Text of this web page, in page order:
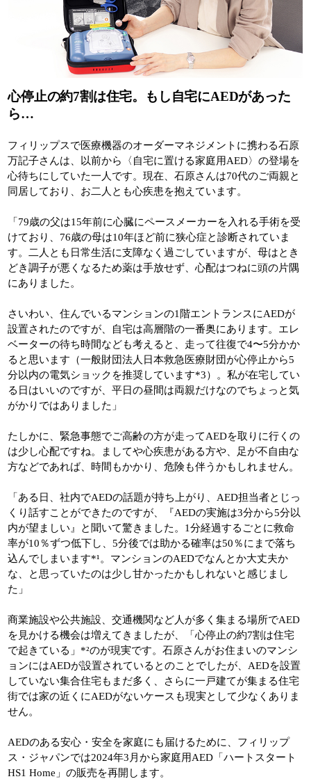
心停止の約7割は住宅。もし自宅にAEDがあった
ら…
フィリップスで医療機器のオーダーマネジメントに携わる石原
万記子さんは、以前から〈自宅に置ける家庭用AED〉の登場を
心待ちにしていた一人です。現在、石原さんは70代のご両親と
同居しており、お二人とも心疾患を抱えています。
「79歳の父は15年前に心臓にペースメーカーを入れる手術を受
けており、76歳の母は10年ほど前に狭心症と診断されていま
す。二人とも日常生活に支障なく過ごしていますが、母はとき
どき調子が悪くなるため薬は手放せず、心配はつねに頭の片隅
にありました。
さいわい、住んでいるマンションの1階エントランスにAEDが
設置されたのですが、自宅は高層階の一番奥にあります。エレ
ベーターの待ち時間なども考えると、走って往復で4〜5分かか
ると思います（一般財団法人日本救急医療財団が心停止から5
分以内の電気ショックを推奨しています*3）。私が在宅してい
る日はいいのですが、平日の昼間は両親だけなのでちょっと気
がかりではありました」
たしかに、緊急事態でご高齢の方が走ってAEDを取りに行くの
は少し心配ですね。ましてや心疾患がある方や、足が不自由な
方などであれば、時間もかかり、危険も伴うかもしれません。
「ある日、社内でAEDの話題が持ち上がり、AED担当者とじっ
くり話すことができたのですが、『AEDの実施は3分から5分以
内が望ましい』と聞いて驚きました。1分経過するごとに救命
率が10％ずつ低下し、5分後では助かる確率は50％にまで落ち
込んでしまいます*¹。マンションのAEDでなんとか大丈夫か
な、と思っていたのは少し甘かったかもしれないと感じまし
た」
商業施設や公共施設、交通機関など人が多く集まる場所でAED
を見かける機会は増えてきましたが、「心停止の約7割は住宅
で起きている」*²のが現実です。石原さんがお住まいのマンシ
ョンにはAEDが設置されているとのことでしたが、AEDを設置
していない集合住宅もまだ多く、さらに一戸建てが集まる住宅
街では家の近くにAEDがないケースも現実として少なくありま
せん。
AEDのある安心・安全を家庭にも届けるために、フィリップ
ス・ジャパンでは2024年3月から家庭用AED「ハートスタート
HS1 Home」の販売を再開します。